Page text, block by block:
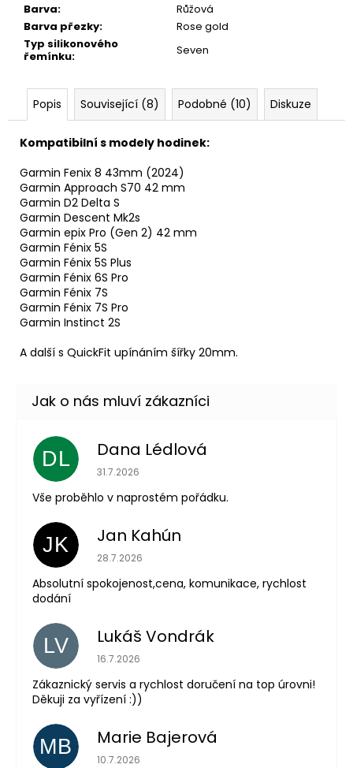
Barva:
Růžová
Barva přezky:
Rose gold
Typ silikonového
řemínku: Seven
Popis Související (8) Podobné (10) Diskuze
Kompatibilní s modely hodinek:
Garmin Fenix 8 43mm (2024)
Garmin Approach S70 42 mm
Garmin D2 Delta S
Garmin Descent Mk2s
Garmin epix Pro (Gen 2) 42 mm
Garmin Fénix 5S
Garmin Fénix 5S Plus
Garmin Fénix 6S Pro
Garmin Fénix 7S
Garmin Fénix 7S Pro
Garmin Instinct 2S
A další s QuickFit upínáním šířky 20mm.
DL Dana Lédlová
Hodnocení obchodu je 5 z 5 hvězdiček.
31.7.2026
Vše proběhlo v naprostém pořádku.
JK Jan Kahún
Hodnocení obchodu je 5 z 5 hvězdiček.
28.7.2026
Absolutní spokojenost,cena, komunikace, rychlost
dodání
LV Lukáš Vondrák
Hodnocení obchodu je 5 z 5 hvězdiček.
16.7.2026
Zákaznický servis a rychlost doručení na top úrovni!
Děkuji za vyřízení :))
MB Marie Bajerová
Hodnocení obchodu je 5 z 5 hvězdiček.
10.7.2026